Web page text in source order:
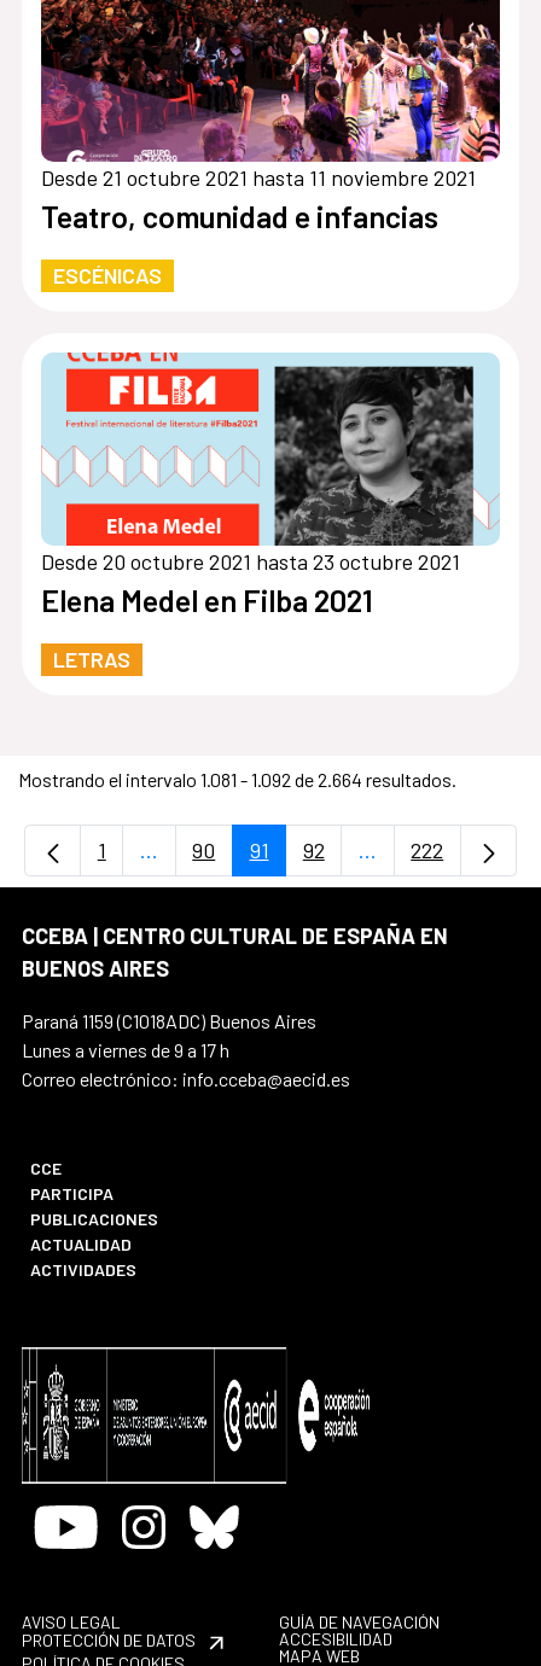
Desde 21 octubre 2021 hasta 11 noviembre 2021
Teatro, comunidad e infancias
ESCÉNICAS
Desde 20 octubre 2021 hasta 23 octubre 2021
Elena Medel en Filba 2021
LETRAS
Mostrando el intervalo 1.081 - 1.092 de 2.664 resultados.
Página
1 ...Páginas intermedias Use TAB para
Página
90 Página
91 Página
92 ...PáginasPágina
222
CCEBA | CENTRO CULTURAL DE ESPAÑA EN
BUENOS AIRES
Paraná 1159 (C1018ADC) Buenos Aires
Lunes a viernes de 9 a 17 h
Correo electrónico: info.cceba@aecid.es
CCE
PARTICIPA
PUBLICACIONES
ACTUALIDAD
ACTIVIDADES
Youtube InstagramBluesky
AVISO LEGAL
PROTECCIÓN DE DATOS
GUÍA DE NAVEGACIÓN
ACCESIBILIDAD
MAPA WEB